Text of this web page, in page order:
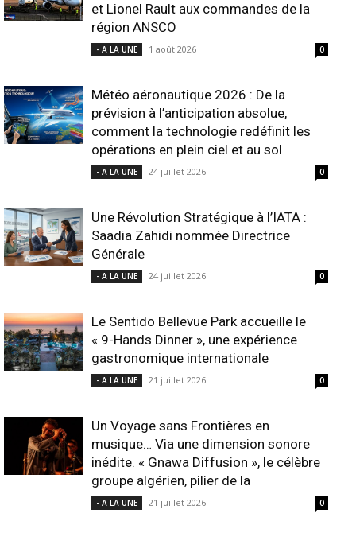
et Lionel Rault aux commandes de la
région ANSCO
- A LA UNE 1 août 2026 0
Météo aéronautique 2026 : De la
prévision à l’anticipation absolue,
comment la technologie redéfinit les
opérations en plein ciel et au sol
- A LA UNE 24 juillet 2026 0
Une Révolution Stratégique à l’IATA :
Saadia Zahidi nommée Directrice
Générale
- A LA UNE 24 juillet 2026 0
Le Sentido Bellevue Park accueille le
« 9-Hands Dinner », une expérience
gastronomique internationale
- A LA UNE 21 juillet 2026 0
Un Voyage sans Frontières en
musique… Via une dimension sonore
inédite. « Gnawa Diffusion », le célèbre
groupe algérien, pilier de la
- A LA UNE 21 juillet 2026 0